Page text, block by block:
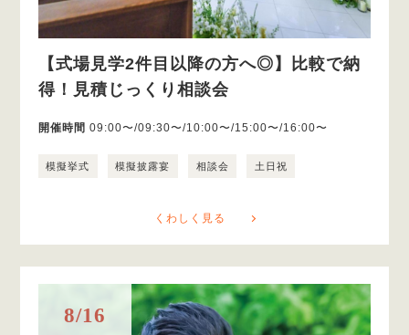
【式場見学2件目以降の方へ◎】比較で納
得！見積じっくり相談会
開催時間 09:00〜/09:30〜/10:00〜/15:00〜/16:00〜
模擬挙式 模擬披露宴 相談会 土日祝
くわしく見る
8/16